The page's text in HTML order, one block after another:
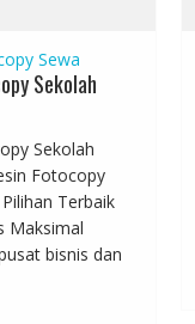
Sewa
Sekolah
Sekolah
Fotocopy
Terbaik
Maksimal
bisnis dan